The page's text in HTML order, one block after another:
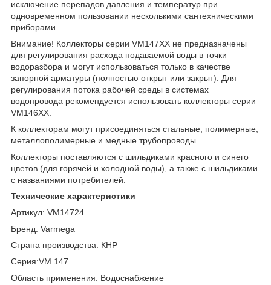
исключение перепадов давления и температур при
одновременном пользовании несколькими сантехническими
приборами.
Внимание! Коллекторы серии VM147XX не предназначены
для регулирования расхода подаваемой воды в точки
водоразбора и могут использоваться только в качестве
запорной арматуры (полностью открыт или закрыт). Для
регулирования потока рабочей среды в системах
водопровода рекомендуется использовать коллекторы серии
VM146XX.
К коллекторам могут присоединяться стальные, полимерные,
металлополимерные и медные трубопроводы.
Коллекторы поставляются с шильдиками красного и синего
цветов (для горячей и холодной воды), а также с шильдиками
с названиями потребителей.
Технические характеристики
Артикул: VM14724
Бренд: Varmega
Страна производства: КНР
Серия:VM 147
Область применения: Водоснабжение